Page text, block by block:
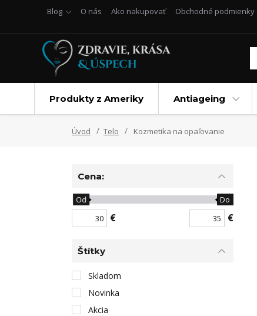
Blog O nás Ako nakupovať Obchodné podmienky
Produkty z Ameriky Antiageing
Úvod Telo Kozmetika na opaľovanie
Cena:
€
Od Do
€
Štítky
Skladom
Novinka
Akcia